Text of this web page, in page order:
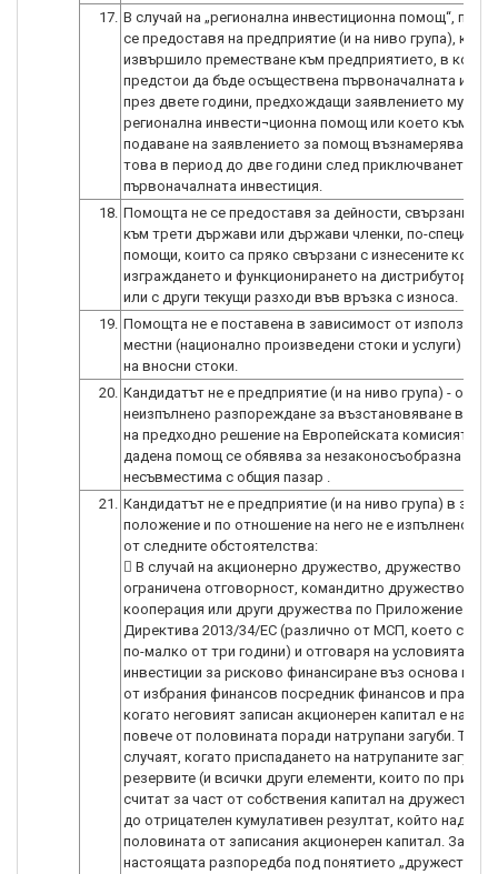
17. В случай на „регионална инвестиционна помощ“,
се предоставя на предприятие (и на ниво група),
извършило преместване към предприятието, в което
предстои да бъде осъществена първоначалната
през двете години, предхождащи заявлението му за
регионална инвести¬ционна помощ или което към
подаване на заявлението за помощ възнамерява да
това в период до две години след приключването на
първоначалната инвестиция.
18. Помощта не се предоставя за дейности, свързани с
към трети държави или държави членки, по-
помощи, които са пряко свързани с изнесените
изграждането и функционирането на
или с други текущи разходи във връзка с износа.
19. Помощта не е поставена в зависимост от използване
местни (национално произведени стоки и услуги) за
на вносни стоки.
20. Кандидатът не е предприятие (и на ниво група) - обект
неизпълнено разпореждане за възстановяване
на предходно решение на Европейската комисията, с
дадена помощ се обявява за незаконосъобразна и
несъвместима с общия пазар .
21. Кандидатът не е предприятие (и на ниво група) в
положение и по отношение на него не е изпълнено
от следните обстоятелства:
 В случай на акционерно дружество, дружество с
ограничена отговорност, командитно дружество с
кооперация или други дружества по Приложение I към
Директива 2013/34/ЕС (различно от МСП, което
по-малко от три години) и отговаря на условията за
инвестиции за рисково финансиране въз основа на
от избрания финансов посредник финансов и правен
когато неговият записан акционерен капитал е
повече от половината поради натрупани загуби.
случаят, когато приспадането на натрупаните загуби
резервите (и всички други елементи, които по
считат за част от собствения капитал на
до отрицателен кумулативен резултат, който
половината от записания акционерен капитал. За
настоящата разпоредба под понятието „дружество с